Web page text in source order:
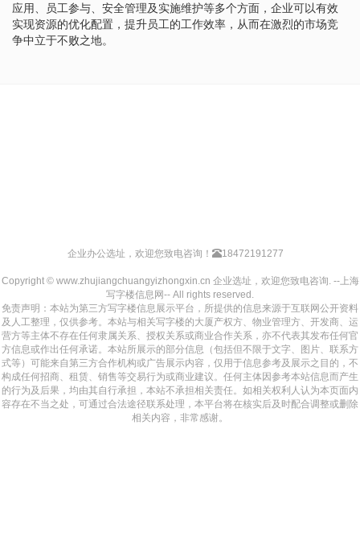
应用、员工参与、安全管理及实施维护等多个方面，企业可以有效
实现资源的优化配置，提升员工的工作效率，从而在激烈的市场竞
争中立于不败之地。
企业办公选址，欢迎您致电咨询！ 18472191277
Copyright © www.zhujiangchuangyizhongxin.cn 企业选址，欢迎您致电咨询. --上海
写字楼信息网-- All rights reserved.
免责声明：本站为第三方写字楼信息展示平台，所提供的信息来源于互联网公开资料
及人工整理，仅供参考。本站与相关写字楼的大厦产权方、物业管理方、开发商、运
营方等主体不存在任何隶属关系、授权关系或商业合作关系，亦不代表其发布任何官
方信息或作出任何承诺。本站所展示的部分信息（包括但不限于文字、图片、联系方
式等）可能来自第三方合作机构或广告展示内容，仅用于信息参考及展示之目的，不
构成任何招商、租赁、销售等交易行为或商业建议。任何主体因参考本站信息而产生
的行为及后果，均由其自行承担，本站不承担相关责任。如相关权利人认为本页面内
容存在不当之处，可通过合法途径联系处理，本平台将在核实后及时配合调整或删除
相关内容，非常感谢。